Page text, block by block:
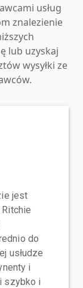
usług
znalezienie
lub uzyskaj
wysyłki ze
jest
do
usłudze
i
szybko i